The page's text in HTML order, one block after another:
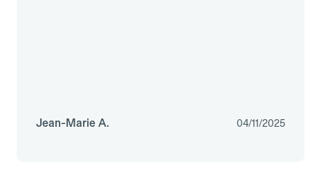
Jean-Marie A. 04/11/2025